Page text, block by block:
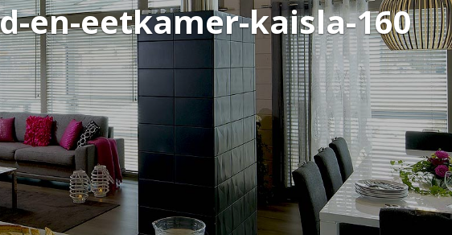
en-eetkamer-kaisla-160